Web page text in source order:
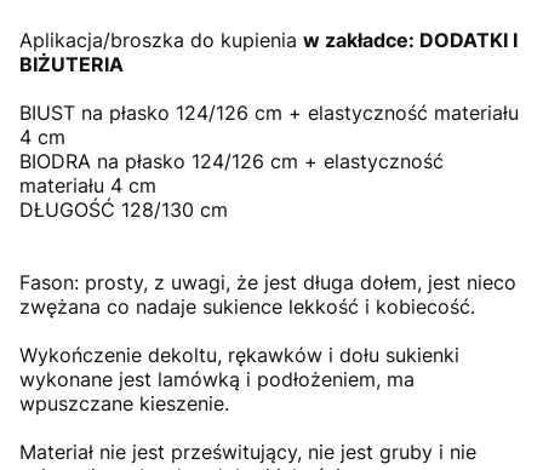
Aplikacja/broszka do kupienia w zakładce: DODATKI I
BIŻUTERIA
BIUST na płasko 124/126 cm + elastyczność materiału
4 cm
BIODRA na płasko 124/126 cm + elastyczność
materiału 4 cm
DŁUGOŚĆ 128/130 cm
Fason: prosty, z uwagi, że jest długa dołem, jest nieco
zwężana co nadaje sukience lekkość i kobiecość.
Wykończenie dekoltu, rękawków i dołu sukienki
wykonane jest lamówką i podłożeniem, ma
wpuszczane kieszenie.
Materiał nie jest prześwitujący, nie jest gruby i nie